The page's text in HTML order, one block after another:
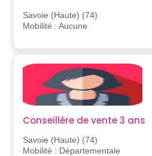
Savoie (Haute) (74)
Mobilité : Aucune
Conseillère de vente 3 ans
Savoie (Haute) (74)
Mobilité : Départementale